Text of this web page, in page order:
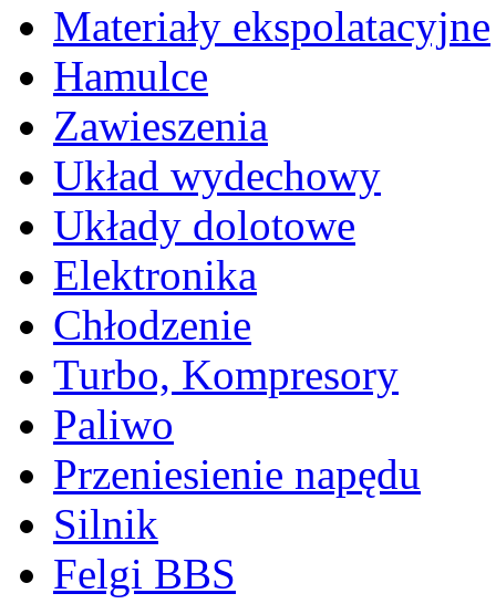
Materiały ekspolatacyjne
Hamulce
Zawieszenia
Układ wydechowy
Układy dolotowe
Elektronika
Chłodzenie
Turbo, Kompresory
Paliwo
Przeniesienie napędu
Silnik
Felgi BBS